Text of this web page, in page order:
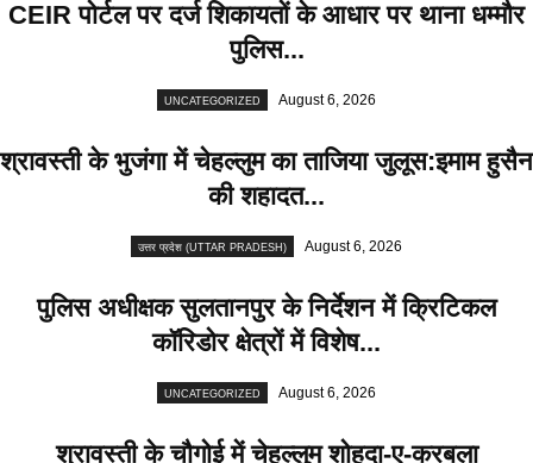
CEIR पोर्टल पर दर्ज शिकायतों के आधार पर थाना धम्मौर
पुलिस...
UNCATEGORIZED August 6, 2026
श्रावस्ती के भुजंगा में चेहल्लुम का ताजिया जुलूस:इमाम हुसैन
की शहादत...
उत्तर प्रदेश (UTTAR PRADESH) August 6, 2026
पुलिस अधीक्षक सुलतानपुर के निर्देशन में क्रिटिकल
कॉरिडोर क्षेत्रों में विशेष...
UNCATEGORIZED August 6, 2026
श्रावस्ती के चौगोई में चेहल्लुम शोहदा-ए-करबला